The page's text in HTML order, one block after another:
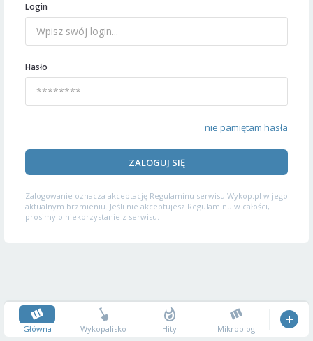
Login
Hasło
nie pamiętam hasła
ZALOGUJ SIĘ
Zalogowanie oznacza akceptację Regulaminu serwisu Wykop.pl w jego
aktualnym brzmieniu. Jeśli nie akceptujesz Regulaminu w całości,
prosimy o niekorzystanie z serwisu.
Główna Wykopalisko Hity Mikroblog